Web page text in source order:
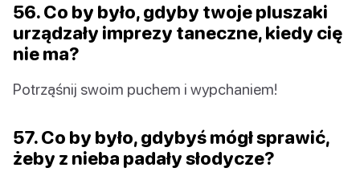
56. Co by było, gdyby twoje pluszaki
urządzały imprezy taneczne, kiedy cię
nie ma?
Potrząśnij swoim puchem i wypchaniem!
57. Co by było, gdybyś mógł sprawić,
żeby z nieba padały słodycze?